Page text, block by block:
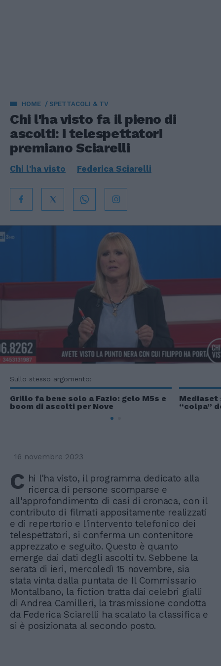
HOME SPETTACOLI & TV
Chi l'ha visto fa il pieno di
ascolti: i telespettatori
premiano Sciarelli
Chi l'ha visto Federica Sciarelli
Sullo stesso argomento:
Grillo fa bene solo a Fazio: gelo M5s e
boom di ascolti per Nove
“colpa”
16 novembre 2023
C hi l'ha visto, il programma dedicato alla
ricerca di persone scomparse e
all'approfondimento di casi di cronaca, con il
contributo di filmati appositamente realizzati
e di repertorio e l'intervento telefonico dei
telespettatori, si conferma un contenitore
apprezzato e seguito. Questo è quanto
emerge dai dati degli ascolti tv. Sebbene la
serata di ieri, mercoledì 15 novembre, sia
stata vinta dalla puntata de Il Commissario
Montalbano, la fiction tratta dai celebri gialli
di Andrea Camilleri, la trasmissione condotta
da Federica Sciarelli ha scalato la classifica e
si è posizionata al secondo posto.